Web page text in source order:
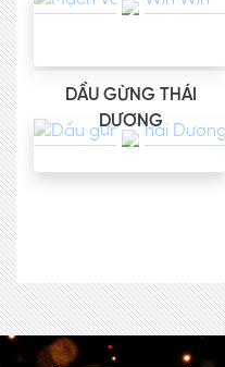
DẦU GỪNG THÁI
DƯƠNG